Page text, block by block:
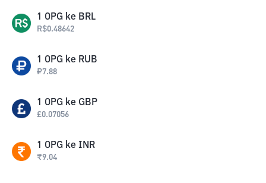
1 OPG ke BRL
R$0.48642
1 OPG ke RUB
₽7.88
1 OPG ke GBP
£0.07056
1 OPG ke INR
₹9.04